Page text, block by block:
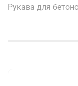
Рукава для